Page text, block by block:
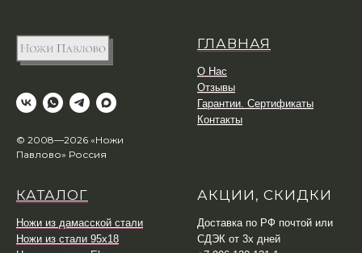
© 2008—2026 «Ножи
Павлово» Россия
ГЛАВНАЯ
О Нас
Отзывы
Гарантии. Сертификаты
Контакты
КАТАЛОГ
Ножи из дамасской стали
Ножи из стали 95х18
АКЦИИ, СКИДКИ
Доставка по РФ почтой или
СДЭК от 3х дней